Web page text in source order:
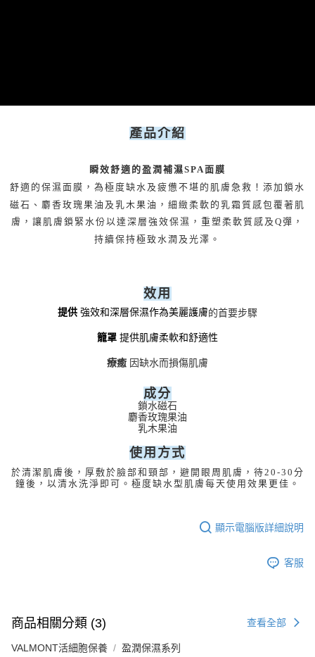
產品介紹
瞬效舒適的盈潤補濕SPA面膜
舒適的保濕面膜，為極度缺水及疲憊不堪的肌膚急救！添加鎖水
磁石、麝香玫瑰果油及乳木果油，細緻柔軟的乳霜質感包覆著肌
膚，讓肌膚鎖緊水份以達深層強效保濕，重塑柔軟質感及Q彈，
持續保持極致水潤及光澤。
效用
提供 強效和深層保濕作為美麗護膚的首要步驟
籠罩 提供肌膚柔軟和舒適性
療癒 因缺水而損傷肌膚
成分
鎖水磁石
麝香玫瑰果油
乳木果油
使用方式
於清潔肌膚後，厚敷於臉部和頸部，避開眼周肌膚，待20-30分
鐘後，以清水洗淨即可。 極度缺水型肌膚每天使用效果更佳。
顯示電腦版詳細說明
客服
商品相關分類 (3) 查看全部
VALMONT活細胞保養 盈潤保濕系列